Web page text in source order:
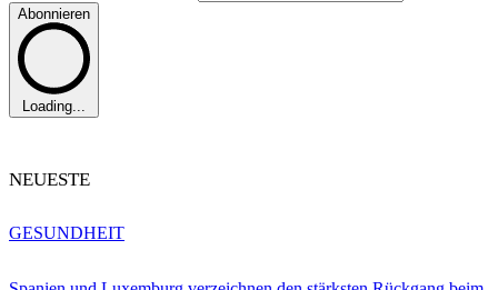
Abonnieren
Loading...
NEUESTE
GESUNDHEIT